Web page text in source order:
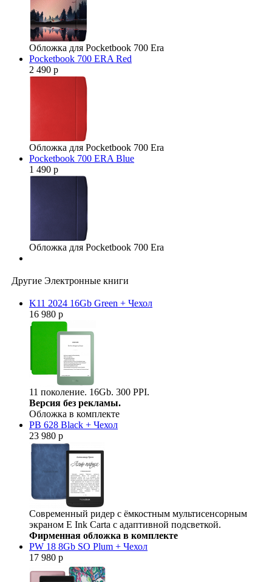
Обложка для Pocketbook 700 Era
Pocketbook 700 ERA Red
2 490 р
Обложка для Pocketbook 700 Era
Pocketbook 700 ERA Blue
1 490 р
Обложка для Pocketbook 700 Era
Другие Электронные книги
K11 2024 16Gb Green + Чехол
16 980 р
11 поколение. 16Gb. 300 PPI.
Версия без рекламы.
Обложка в комплекте
PB 628 Black + Чехол
23 980 р
Современный ридер с ёмкостным мультисенсорным
экраном E Ink Carta с адаптивной подсветкой.
Фирменная обложка в комплекте
PW 18 8Gb SO Plum + Чехол
17 980 р